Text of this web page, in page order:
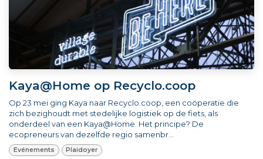
Kaya@Home op Recyclo.coop
Op 23 mei ging Kaya naar Recyclo.coop, een coöperatie die
zich bezighoudt met stedelijke logistiek op de fiets, als
onderdeel van een Kaya@Home. Het principe? De
ecopreneurs van dezelfde regio samenbr...
Evénements Plaidoyer